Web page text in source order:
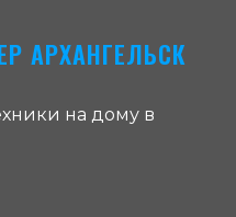
АРХАНГЕЛЬСК
на дому в